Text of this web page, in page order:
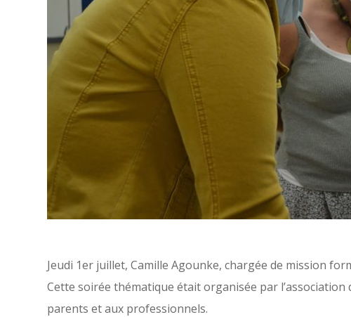
Jeudi 1er juillet, Camille Agounke, chargée de mission
Cette soirée thématique était organisée par l’association
parents et aux professionnels.